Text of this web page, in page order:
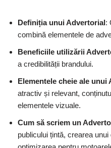
Definiția unui Advertorial:
combină elementele de
Beneficiile utilizării
a credibilității brandului.
Elementele cheie ale
atractiv și relevant,
elementele vizuale.
Cum să scriem un
publicului țintă, crearea